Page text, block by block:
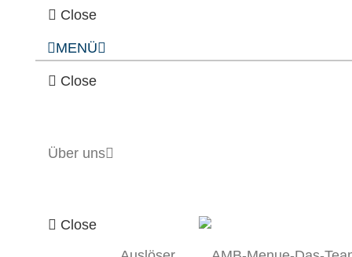
Close
MENÜ
Close
Über uns
Close